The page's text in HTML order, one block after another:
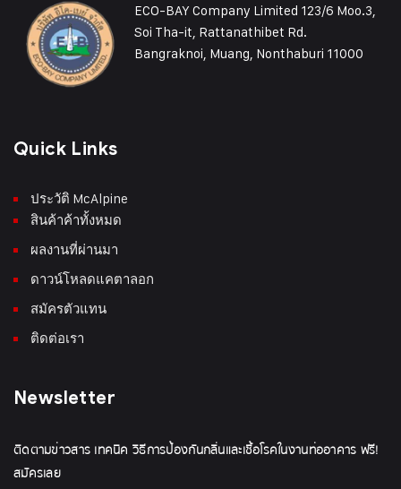
ECO-BAY Company Limited 123/6 Moo.3,
Soi Tha-it, Rattanathibet Rd.
Bangraknoi, Muang, Nonthaburi 11000
Quick Links
ประวัติ McAlpine
สินค้าค้าทั้งหมด
ผลงานที่ผ่านมา
ดาวน์โหลดแคตาลอก
สมัครตัวแทน
ติดต่อเรา
Newsletter
ติดตามข่าวสาร เทคนิค วิธีการป้องกันกลิ่นและเชื้อโรคในงานท่ออาคาร ฟรี!
สมัครเลย